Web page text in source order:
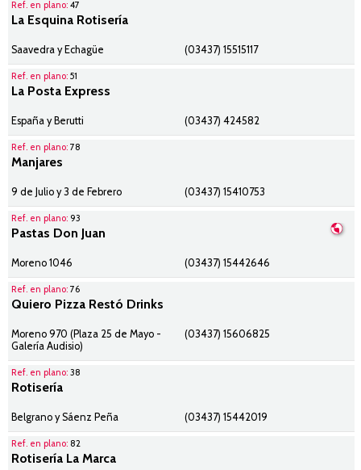
Ref. en plano:47
La Esquina Rotisería
Saavedra y Echagüe (03437) 15515117
Ref. en plano:51
La Posta Express
España y Berutti (03437) 424582
Ref. en plano:78
Manjares
9 de Julio y 3 de Febrero (03437) 15410753
Ref. en plano: 93
Pastas Don Juan
Moreno 1046 (03437) 15442646
Ref. en plano:76
Quiero Pizza Restó Drinks
Moreno 970 (Plaza 25 de Mayo -
Galería Audisio)
(03437) 15606825
Ref. en plano:38
Rotisería
Belgrano y Sáenz Peña (03437) 15442019
Ref. en plano: 82
Rotisería La Marca